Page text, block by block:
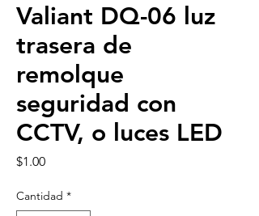
Valiant DQ-06 luz
trasera de
remolque
seguridad con
CCTV, o luces LED
$1.00Precio
Cantidad *